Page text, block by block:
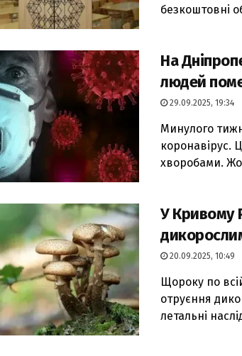
безкоштовні
На
людей
29.09.2025, 19:34
Минулого
коронавірус.
хворобами.
У Кривому
20.09.2025, 10:49
Щороку по
отруєння
летальні